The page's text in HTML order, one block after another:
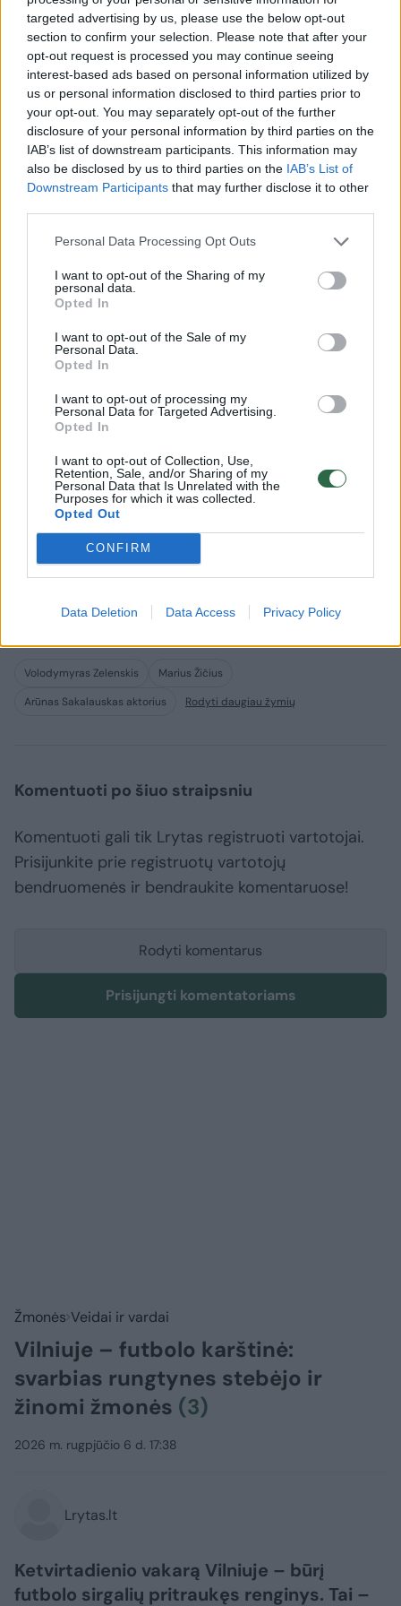
targeted advertising by us, please use the below opt-out
section to confirm your selection. Please note that after your
opt-out request is processed you may continue seeing
interest-based ads based on personal information utilized by
us or personal information disclosed to third parties prior to
your opt-out. You may separately opt-out of the further
disclosure of your personal information by third parties on the
IAB’s list of downstream participants. This information may
also be disclosed by us to third parties on the IAB’s List of
Downstream Participants that may further disclose it to other
Personal Data Processing Opt Outs
I want to opt-out of the Sharing of my
personal data.
Opted In
I want to opt-out of the Sale of my
Personal Data.
Opted In
I want to opt-out of processing my
Personal Data for Targeted Advertising.
Opted In
I want to opt-out of Collection, Use,
Retention, Sale, and/or Sharing of my
Personal Data that Is Unrelated with the
Purposes for which it was collected.
Opted Out
CONFIRM
Data Deletion Data Access Privacy Policy
„Lrytas“ laidoje „Jokių filtrų su Saugirdu
Vaitulioniu“ prabilo apie nepagražintą
realybę: „Niekas nekalba, bet mamai nėra
laiko pavalgyti ar išsiplauti galvą... Aš
susivėlęs, ant maikutės atpilta, jos nekeičiu,
nes po penkių minučių bus tas pats,
neišsimiegoję... Yra baisi pusė, kam ją slėpti,
visiems taip buvo.“
audra – nuniokojo pietinį Italijos Kalabrijos
regioną, taip pat Sardinijos ir Sicilijos salas.
Būtent pastarojoje ilsėjosi menininkė,
televizijos laidų vedėja Nomeda Marčėnaitė ir
savo akimis matė, ką išdarinėja stichija. Po
poros dienų viskas pasikeitė.
„Šilta – 19 laipsnių, saulutė šviečia, žmonės
tvarkosi padarytą žalą. Net patys žmonės
sako, kad nieko panašaus ten nėra buvę.
Jiems patiems tai atrodo labai įspūdingai.
Keliavome su nuotykiais“, – sakė
N.Marčėnaitė.
Volodymyras Zelenskis
Marius Žičius
Arūnas Sakalauskas aktorius
Rodyti daugiau žymių
Komentuoti po šiuo straipsniu
Komentuoti gali tik Lrytas registruoti vartotojai.
Prisijunkite prie registruotų vartotojų
bendruomenės ir bendraukite komentaruose!
Rodyti komentarus
Prisijungti komentatoriams
Žmonės Veidai ir vardai
Vilniuje – futbolo karštinė:
svarbias rungtynes stebėjo ir
žinomi žmonės (3)
2026 m. rugpjūčio 6 d. 17:38
Lrytas.lt
Ketvirtadienio vakarą Vilniuje – būrį
futbolo sirgalių pritraukęs renginys. Tai –